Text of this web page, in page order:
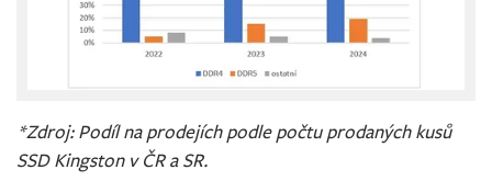
*Zdroj: Podíl na prodejích podle počtu prodaných kusů
SSD Kingston v ČR a SR.